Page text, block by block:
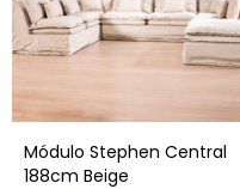
Módulo Stephen Central
188cm Beige